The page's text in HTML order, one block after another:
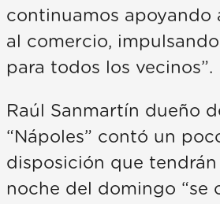
continuamos apoyando
al comercio,
para todos los vecinos”.
Raúl Sanmartín dueño
“Nápoles” contó un
disposición que
noche del domingo “se